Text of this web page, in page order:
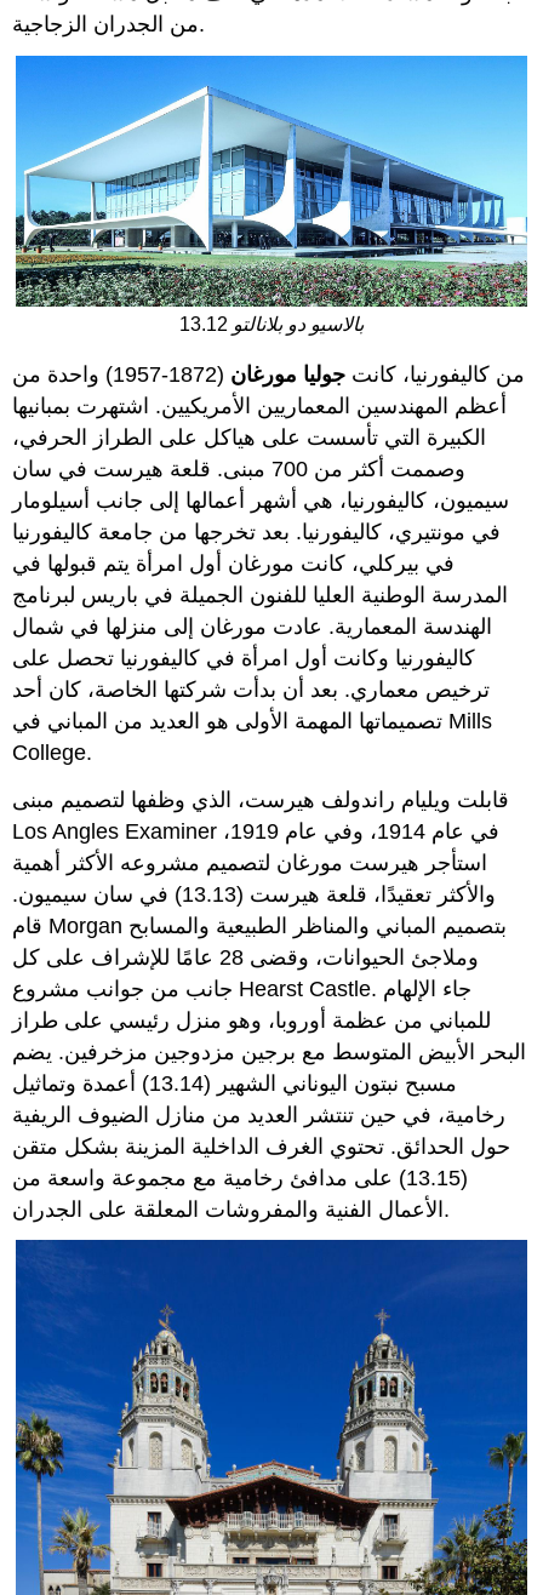
من الجدران الزجاجية.
13.12 بالاسيو دو بلانالتو
من كاليفورنيا، كانت جوليا مورغان
(1872-1957) واحدة من
أعظم المهندسين المعماريين الأمريكيين. اشتهرت بمبانيها
الكبيرة التي تأسست على هياكل على الطراز الحرفي،
وصممت أكثر من 700 مبنى. قلعة هيرست في سان
سيميون، كاليفورنيا، هي أشهر أعمالها إلى جانب أسيلومار
في مونتيري، كاليفورنيا. بعد تخرجها من جامعة كاليفورنيا
في بيركلي، كانت مورغان أول امرأة يتم قبولها في
المدرسة الوطنية العليا للفنون الجميلة في باريس لبرنامج
الهندسة المعمارية. عادت مورغان إلى منزلها في شمال
كاليفورنيا وكانت أول امرأة في كاليفورنيا تحصل على
ترخيص معماري. بعد أن بدأت شركتها الخاصة، كان أحد
تصميماتها المهمة الأولى هو العديد من المباني في Mills
College.
قابلت ويليام راندولف هيرست، الذي وظفها لتصميم مبنى
Los Angles Examiner في عام 1914، وفي عام 1919،
استأجر هيرست مورغان لتصميم مشروعه الأكثر أهمية
والأكثر تعقيدًا، قلعة هيرست (13.13) في سان سيميون.
قام Morgan بتصميم المباني والمناظر الطبيعية والمسابح
وملاجئ الحيوانات، وقضى 28 عامًا للإشراف على كل
جانب من جوانب مشروع Hearst Castle. جاء الإلهام
للمباني من عظمة أوروبا، وهو منزل رئيسي على طراز
البحر الأبيض المتوسط مع برجين مزدوجين مزخرفين. يضم
مسبح نبتون اليوناني الشهير (13.14) أعمدة وتماثيل
رخامية، في حين تنتشر العديد من منازل الضيوف الريفية
حول الحدائق. تحتوي الغرف الداخلية المزينة بشكل متقن
(13.15) على مدافئ رخامية مع مجموعة واسعة من
الأعمال الفنية والمفروشات المعلقة على الجدران.